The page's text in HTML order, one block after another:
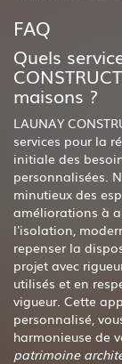
FAQ
Quels
maisons ?
LAUNAY
services pour la
initiale des
personnalisées.
minutieux des
améliorations à
l'isolation,
repenser la
projet avec
utilisés et en
vigueur. Cette
personnalisé,
harmonieuse de
patrimoine